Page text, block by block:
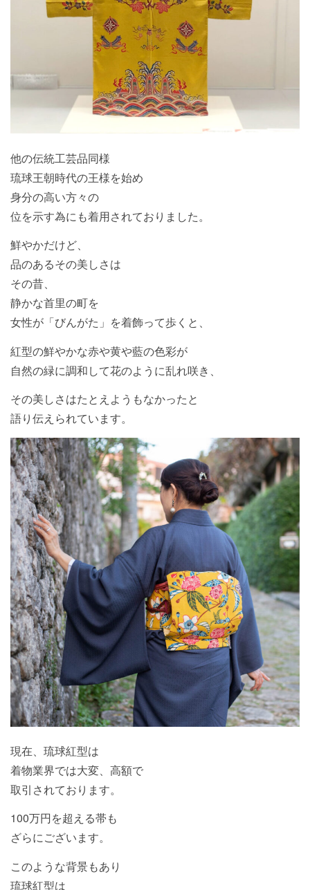
他の伝統工芸品同様
琉球王朝時代の王様を始め
身分の高い方々の
位を示す為にも着用されておりました。
鮮やかだけど、
品のあるその美しさは
その昔、
静かな首里の町を
女性が「びんがた」を着飾って歩くと、
紅型の鮮やかな赤や黄や藍の色彩が
自然の緑に調和して花のように乱れ咲き、
その美しさはたとえようもなかったと
語り伝えられています。
現在、琉球紅型は
着物業界では大変、高額で
取引されております。
100万円を超える帯も
ざらにございます。
このような背景もあり
琉球紅型は